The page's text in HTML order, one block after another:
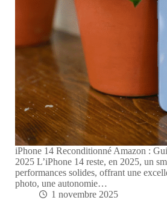
iPhone 14 Reconditionné Amazon :
2025 L’iPhone 14 reste, en 2025, un
performances solides, offrant une
photo, une autonomie…
1 novembre 2025